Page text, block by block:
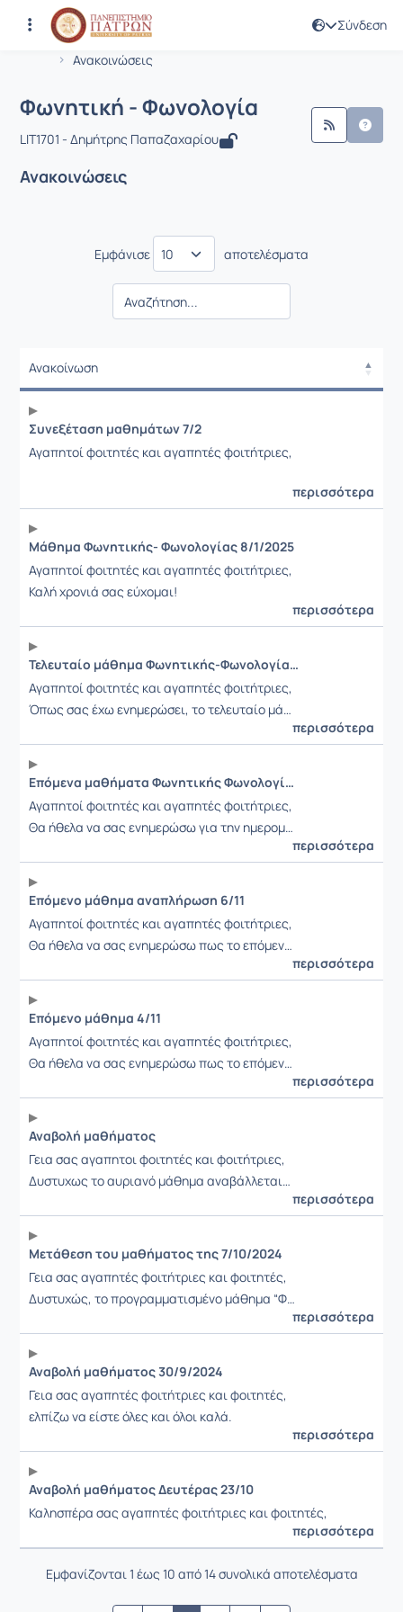
Σύνδεση
Αρχική Σελίδα
Ανακοινώσεις
Μάθημα : Φωνητική - Φωνολογία
Κωδικός : LIT1701
Φωνητική - Φωνολογία
LIT1701 - Δημήτρης Παπαζαχαρίου
Ανακοινώσεις
Εμφάνισε αποτελέσματα
Ανακοίνωση
Συνεξέταση μαθημάτων 7/2
Αγαπητοί φοιτητές και αγαπητές φοιτήτριες,
περισσότερα
Μάθημα Φωνητικής- Φωνολογίας 8/1/2025
Αγαπητοί φοιτητές και αγαπητές φοιτήτριες,
Καλή χρονιά σας εύχομαι!
περισσότερα
Τελευταίο μάθημα Φωνητικής-Φωνολογίας 8/1/2025
Αγαπητοί φοιτητές και αγαπητές φοιτήτριες,
Όπως σας έχω ενημερώσει, το τελευταίο μά…
περισσότερα
Επόμενα μαθήματα Φωνητικής Φωνολογίας
Αγαπητοί φοιτητές και αγαπητές φοιτήτριες,
Θα ήθελα να σας ενημερώσω για την ημερομ…
περισσότερα
Επόμενο μάθημα αναπλήρωση 6/11
Αγαπητοί φοιτητές και αγαπητές φοιτήτριες,
Θα ήθελα να σας ενημερώσω πως το επόμεν…
περισσότερα
Επόμενο μάθημα 4/11
Αγαπητοί φοιτητές και αγαπητές φοιτήτριες,
Θα ήθελα να σας ενημερώσω πως το επόμεν…
περισσότερα
Αναβολή μαθήματος
Γεια σας αγαπητοι φοιτητές και φοιτήτριες,
Δυστυχως το αυριανό μάθημα αναβάλλεται…
περισσότερα
Μετάθεση του μαθήματος της 7/10/2024
Γεια σας αγαπητές φοιτήτριες και φοιτητές,
Δυστυχώς, τοπρογραμματισμένο μάθημα “Φ…
περισσότερα
Αναβολή μαθήματος 30/9/2024
Γεια σας αγαπητές φοιτήτριες και φοιτητές,
ελπίζω να είστε όλες και όλοι καλά.
περισσότερα
Αναβολή μαθήματος Δευτέρας 23/10
Καλησπέρα σας αγαπητές φοιτήτριες και φοιτητές,
περισσότερα
Εμφανίζονται 1 έως 10 από 14 συνολικά αποτελέσματα